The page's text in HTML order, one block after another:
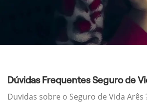
Dúvidas Frequentes Seguro de
Duvidas sobre o Seguro de Vida Arês